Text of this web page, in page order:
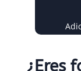
¿Eres